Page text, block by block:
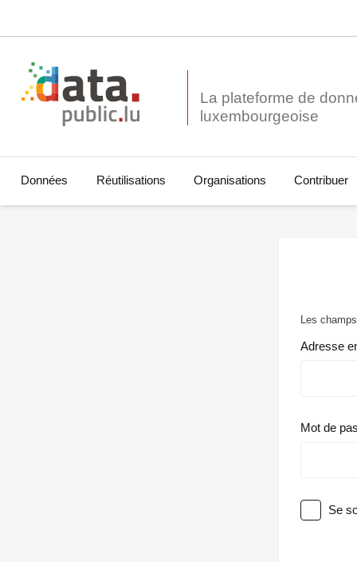
La plateforme de
Données Réutilisations Organisations Contribuer
Les
Adresse
Mot de
Se